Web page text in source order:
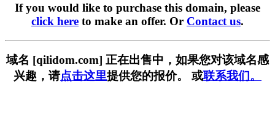
If you would like to purchase this domain, please
click here to make an offer. Or Contact us.
域名 [qilidom.com] 正在出售中，如果您对该域名感
兴趣，请点击这里提供您的报价。 或联系我们。